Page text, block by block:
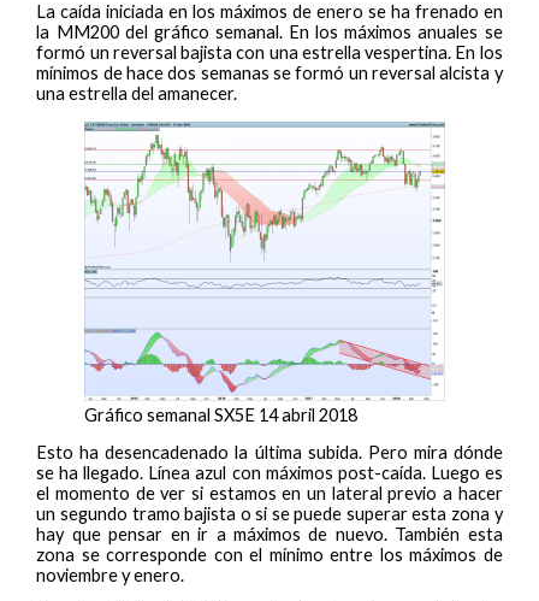
La caída iniciada en los máximos de enero se ha frenado en
la MM200 del gráfico semanal. En los máximos anuales se
formó un reversal bajista con una estrella vespertina. En los
mínimos de hace dos semanas se formó un reversal alcista y
una estrella del amanecer.
Gráfico semanal SX5E 14 abril 2018
Esto ha desencadenado la última subida. Pero mira dónde
se ha llegado. Línea azul con máximos post-caída. Luego es
el momento de ver si estamos en un lateral previo a hacer
un segundo tramo bajista o si se puede superar esta zona y
hay que pensar en ir a máximos de nuevo. También esta
zona se corresponde con el mínimo entre los máximos de
noviembre y enero.